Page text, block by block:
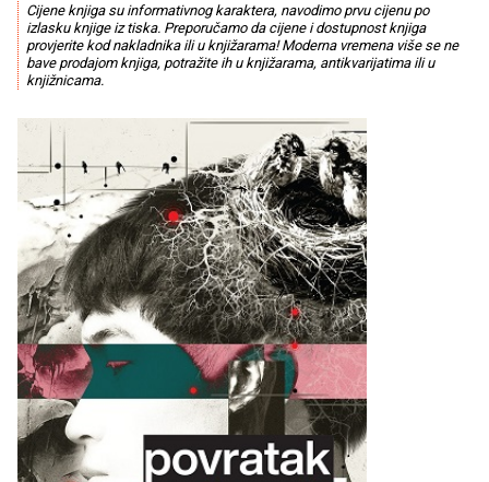
Cijene knjiga su informativnog karaktera, navodimo prvu cijenu po
izlasku knjige iz tiska. Preporučamo da cijene i dostupnost knjiga
provjerite kod nakladnika ili u knjižarama! Moderna vremena više se ne
bave prodajom knjiga, potražite ih u knjižarama, antikvarijatima ili u
knjižnicama.